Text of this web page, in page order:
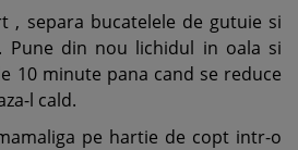
, separa bucatelele de gutuie si
Pune din nou lichidul in oala si
10 minute pana cand se reduce
l cald.
pe hartie de copt intr-o